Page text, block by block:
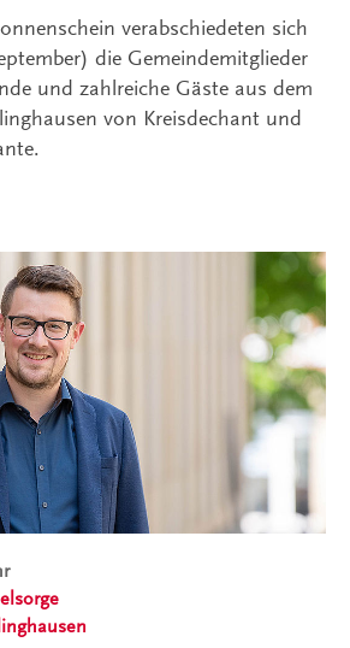
verabschiedeten sich
die Gemeindemitglieder
und zahlreiche Gäste aus dem
von Kreisdechant und